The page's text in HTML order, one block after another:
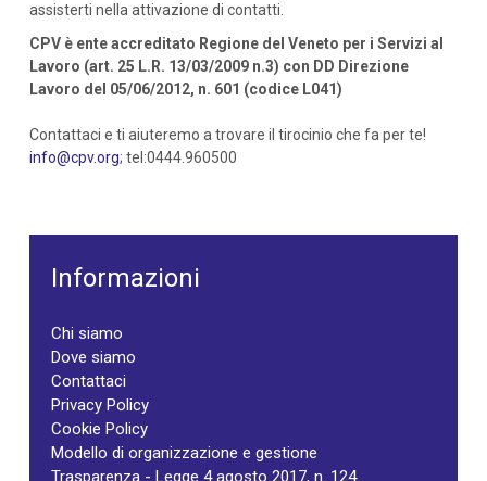
assisterti nella attivazione di contatti.
CPV è ente accreditato Regione del Veneto per i Servizi al
Lavoro (art. 25 L.R. 13/03/2009 n.3) con DD Direzione
Lavoro del 05/06/2012, n. 601 (codice L041)
Contattaci e ti aiuteremo a trovare il tirocinio che fa per te!
info@cpv.org; tel:0444.960500
Informazioni
Chi siamo
Dove siamo
Contattaci
Privacy Policy
Cookie Policy
Modello di organizzazione e gestione
Trasparenza - Legge 4 agosto 2017, n. 124